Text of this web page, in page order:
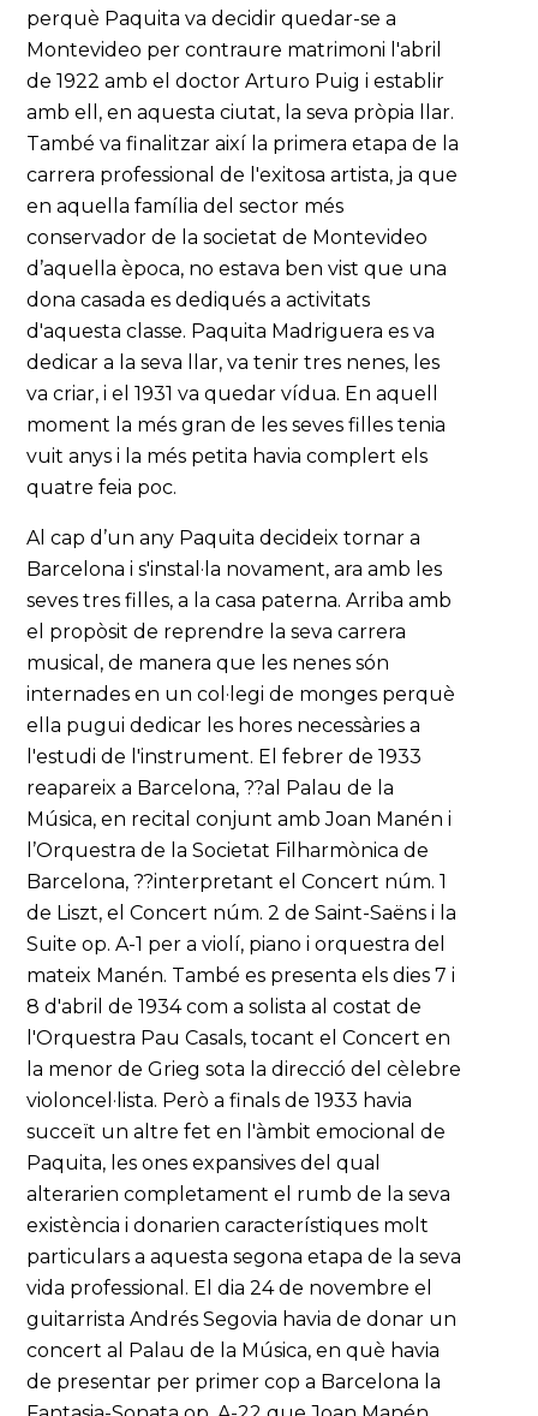
perquè Paquita va decidir quedar-se a
Montevideo per contraure matrimoni l'abril
de 1922 amb el doctor Arturo Puig i establir
amb ell, en aquesta ciutat, la seva pròpia llar.
També va finalitzar així la primera etapa de la
carrera professional de l'exitosa artista, ja que
en aquella família del sector més
conservador de la societat de Montevideo
d’aquella època, no estava ben vist que una
dona casada es dediqués a activitats
d'aquesta classe. Paquita Madriguera es va
dedicar a la seva llar, va tenir tres nenes, les
va criar, i el 1931 va quedar vídua. En aquell
moment la més gran de les seves filles tenia
vuit anys i la més petita havia complert els
quatre feia poc.
Al cap d’un any Paquita decideix tornar a
Barcelona i s'instal·la novament, ara amb les
seves tres filles, a la casa paterna. Arriba amb
el propòsit de reprendre la seva carrera
musical, de manera que les nenes són
internades en un col·legi de monges perquè
ella pugui dedicar les hores necessàries a
l'estudi de l'instrument. El febrer de 1933
reapareix a Barcelona, ??al Palau de la
Música, en recital conjunt amb Joan Manén i
l’Orquestra de la Societat Filharmònica de
Barcelona, ??interpretant el Concert núm. 1
de Liszt, el Concert núm. 2 de Saint-Saëns i la
Suite op. A-1 per a violí, piano i orquestra del
mateix Manén. També es presenta els dies 7 i
8 d'abril de 1934 com a solista al costat de
l'Orquestra Pau Casals, tocant el Concert en
la menor de Grieg sota la direcció del cèlebre
violoncel·lista. Però a finals de 1933 havia
succeït un altre fet en l'àmbit emocional de
Paquita, les ones expansives del qual
alterarien completament el rumb de la seva
existència i donarien característiques molt
particulars a aquesta segona etapa de la seva
vida professional. El dia 24 de novembre el
guitarrista Andrés Segovia havia de donar un
concert al Palau de la Música, en què havia
de presentar per primer cop a Barcelona la